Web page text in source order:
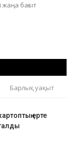
жаңа бағыт
Барлық уақыт
ерте